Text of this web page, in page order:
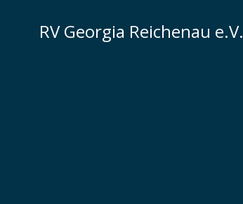
springenRV Georgia Reichenau e.V.